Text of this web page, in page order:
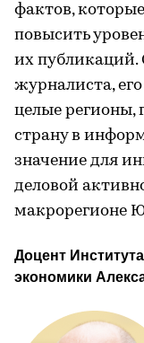
фактов,
повысить
их публикаций.
журналиста,
целые регионы,
страну в
значение для
деловой
макрорегионе
Доцент